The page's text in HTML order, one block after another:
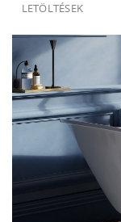
LETÖLTÉSEK